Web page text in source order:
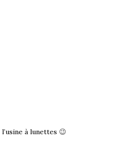
l’usine à lunettes 😉